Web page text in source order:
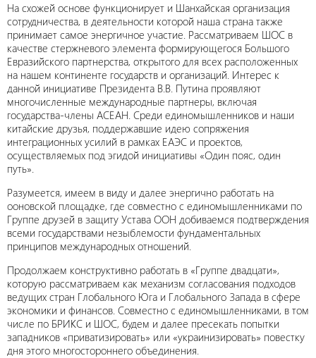
На схожей основе функционирует и Шанхайская организация
сотрудничества, в деятельности которой наша страна также
принимает самое энергичное участие. Рассматриваем ШОС в
качестве стержневого элемента формирующегося Большого
Евразийского партнерства, открытого для всех расположенных
на нашем континенте государств и организаций. Интерес к
данной инициативе Президента В.В. Путина проявляют
многочисленные международные партнеры, включая
государства-члены АСЕАН. Среди единомышленников и наши
китайские друзья, поддержавшие идею сопряжения
интеграционных усилий в рамках ЕАЭС и проектов,
осуществляемых под эгидой инициативы «Один пояс, один
путь».
Разумеется, имеем в виду и далее энергично работать на
ооновской площадке, где совместно с единомышленниками по
Группе друзей в защиту Устава ООН добиваемся подтверждения
всеми государствами незыблемости фундаментальных
принципов международных отношений.
Продолжаем конструктивно работать в «Группе двадцати»,
которую рассматриваем как механизм согласования подходов
ведущих стран Глобального Юга и Глобального Запада в сфере
экономики и финансов. Совместно с единомышленниками, в том
числе по БРИКС и ШОС, будем и далее пресекать попытки
западников «приватизировать» или «украинизировать» повестку
дня этого многостороннего объединения.